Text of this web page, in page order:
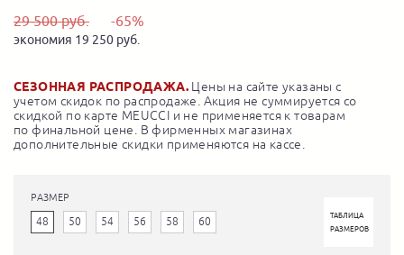
29 500 руб. -65%
экономия 19 250 руб.
СЕЗОННАЯ РАСПРОДАЖА. Цены на сайте указаны с
учетом скидок по распродаже. Акция не суммируется со
скидкой по карте MEUCCI и не применяется к товарам
по финальной цене. В фирменных магазинах
дополнительные скидки применяются на кассе.
РАЗМЕР
48 50 54 56 58 60
ТАБЛИЦА
РАЗМЕРОВ